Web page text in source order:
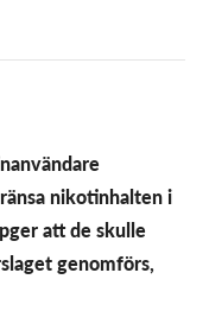
nikotinhalten i
att de skulle
genomförs,